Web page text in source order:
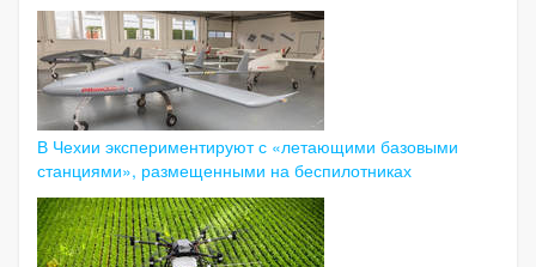
В Чехии экспериментируют с «летающими базовыми
станциями», размещенными на беспилотниках